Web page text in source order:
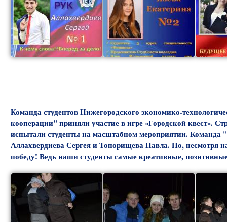
Команда студентов Нижегородского экономико-
кооперации" приняли участие в игре «Городской квест».
испытали студенты на масштабном мероприятии. Команда
Аллахвердиева Сергея и Топорищева Павла. Но, несмотря
победу! Ведь наши студенты самые креативные,